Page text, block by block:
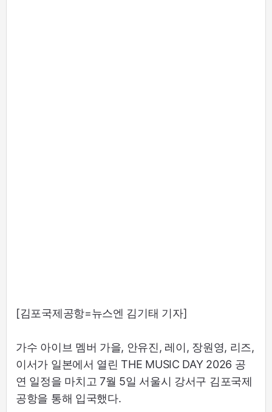
[김포국제공항=뉴스엔 김기태 기자]
가수 아이브 멤버 가을, 안유진, 레이, 장원영, 리즈,
이서가 일본에서 열린 THE MUSIC DAY 2026 공
연 일정을 마치고 7월 5일 서울시 강서구 김포국제
공항을 통해 입국했다.